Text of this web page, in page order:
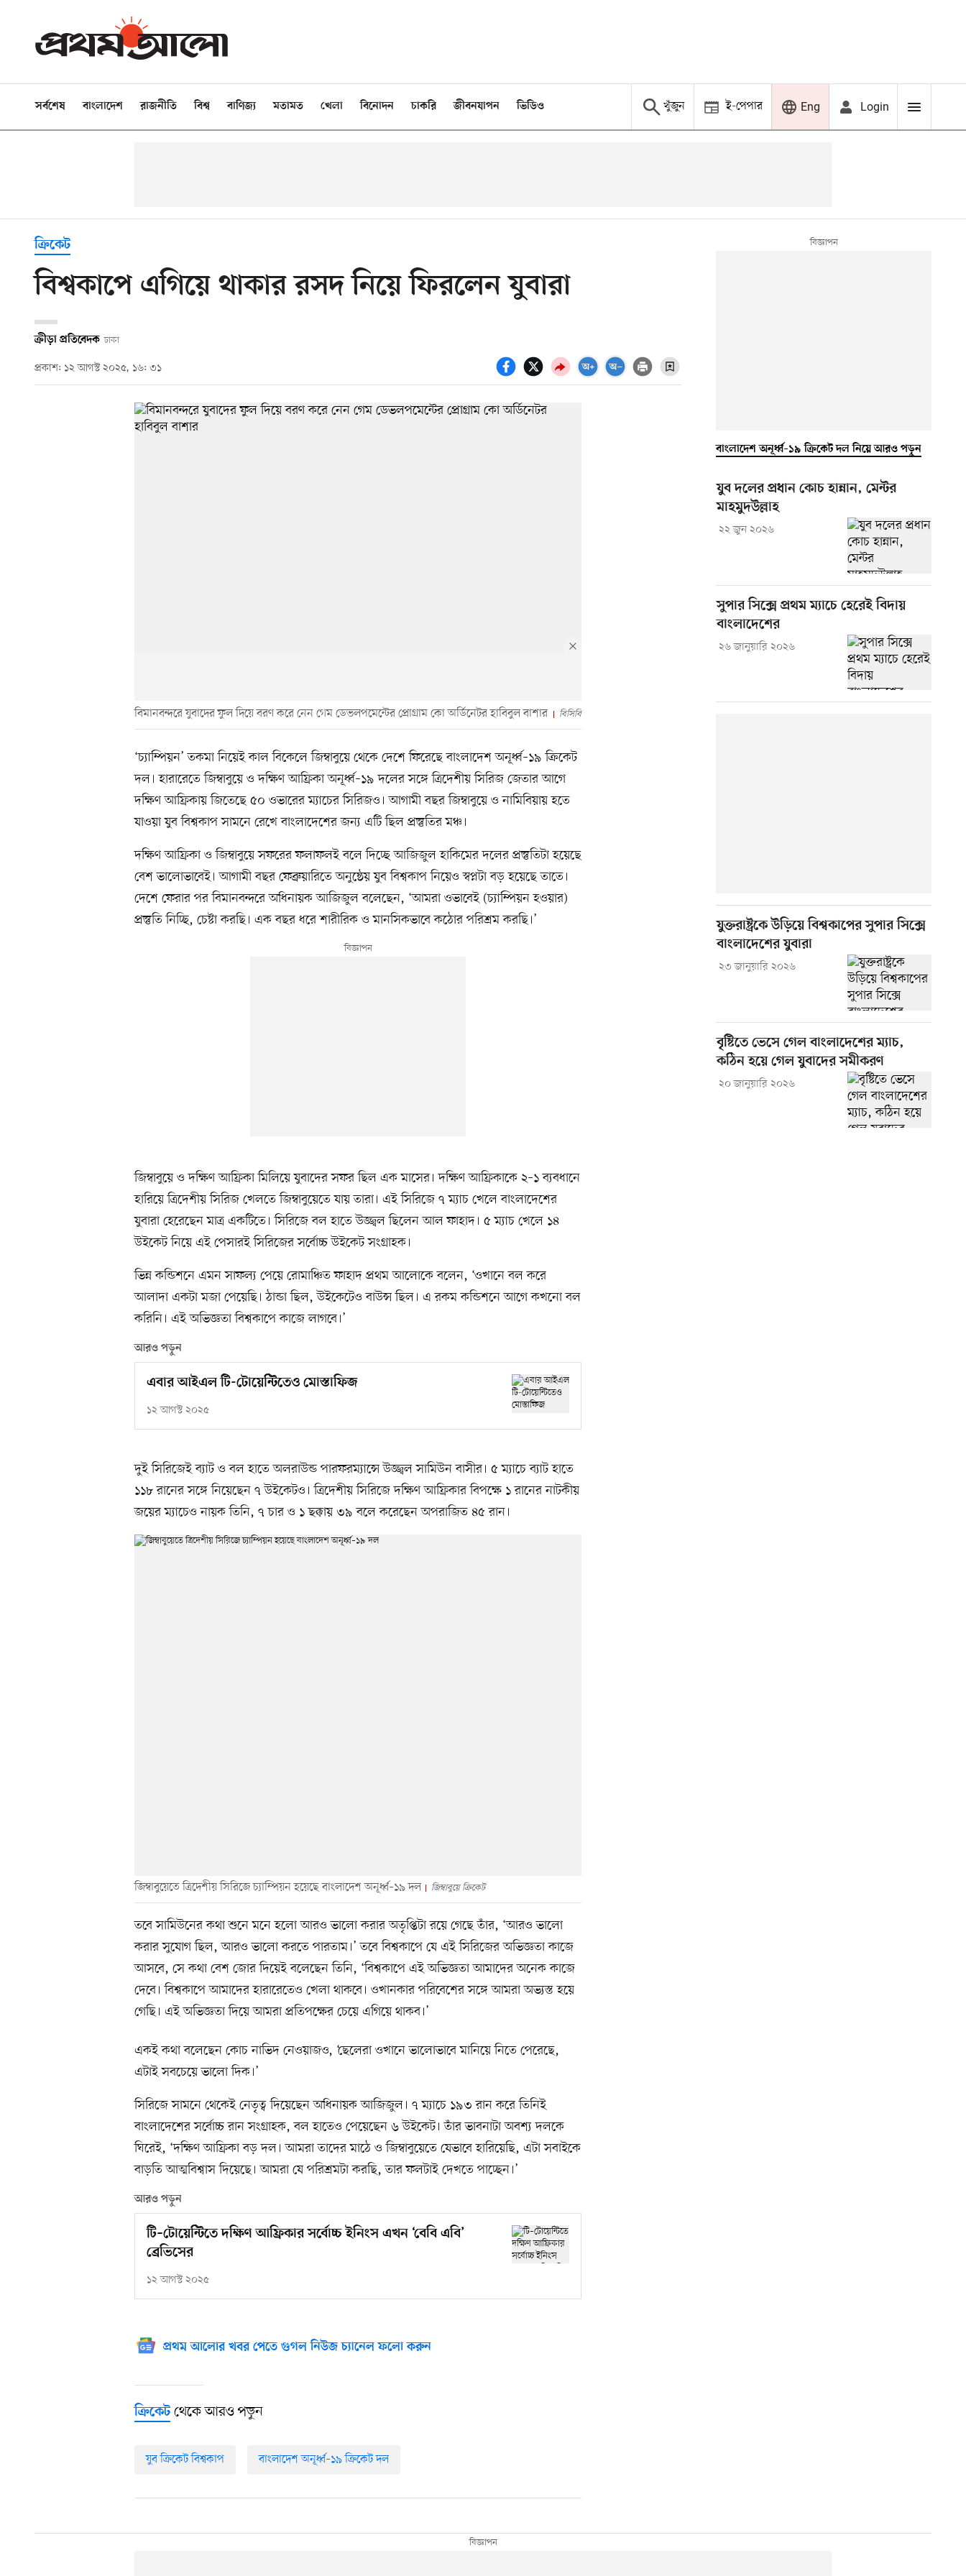
সর্বশেষ বাংলাদেশ রাজনীতি বিশ্ব বাণিজ্য মতামত খেলা বিনোদন চাকরি জীবনযাপন ভিডিও খুঁজুন ই-পেপার Eng Login
ক্রিকেট
বিশ্বকাপে এগিয়ে থাকার রসদ নিয়ে ফিরলেন যুবারা
ক্রীড়া প্রতিবেদক ঢাকা
প্রকাশ: ১২ আগস্ট ২০২৫, ১৬: ৩১
বিমানবন্দরে যুবাদের ফুল দিয়ে বরণ করে নেন গেম ডেভলপমেন্টের প্রোগ্রাম কো অর্ডিনেটর হাবিবুল বাশার বিসিবি
‘চ্যাম্পিয়ন’ তকমা নিয়েই কাল বিকেলে জিম্বাবুয়ে থেকে দেশে ফিরেছে বাংলাদেশ অনূর্ধ্ব–১৯ ক্রিকেট
দল। হারারেতে জিম্বাবুয়ে ও দক্ষিণ আফ্রিকা অনূর্ধ্ব–১৯ দলের সঙ্গে ত্রিদেশীয় সিরিজ জেতার আগে
দক্ষিণ আফ্রিকায় জিতেছে ৫০ ওভারের ম্যাচের সিরিজও। আগামী বছর জিম্বাবুয়ে ও নামিবিয়ায় হতে
যাওয়া যুব বিশ্বকাপ সামনে রেখে বাংলাদেশের জন্য এটি ছিল প্রস্তুতির মঞ্চ।
দক্ষিণ আফ্রিকা ও জিম্বাবুয়ে সফরের ফলাফলই বলে দিচ্ছে আজিজুল হাকিমের দলের প্রস্তুতিটা হয়েছে
বেশ ভালোভাবেই। আগামী বছর ফেব্রুয়ারিতে অনুষ্ঠেয় যুব বিশ্বকাপ নিয়েও স্বপ্নটা বড় হয়েছে তাতে।
দেশে ফেরার পর বিমানবন্দরে অধিনায়ক আজিজুল বলেছেন, ‘আমরা ওভাবেই (চ্যাম্পিয়ন হওয়ার)
প্রস্তুতি নিচ্ছি, চেষ্টা করছি। এক বছর ধরে শারীরিক ও মানসিকভাবে কঠোর পরিশ্রম করছি।’
জিম্বাবুয়ে ও দক্ষিণ আফ্রিকা মিলিয়ে যুবাদের সফর ছিল এক মাসের। দক্ষিণ আফ্রিকাকে ২–১ ব্যবধানে
হারিয়ে ত্রিদেশীয় সিরিজ খেলতে জিম্বাবুয়েতে যায় তারা। এই সিরিজে ৭ ম্যাচ খেলে বাংলাদেশের
যুবারা হেরেছেন মাত্র একটিতে। সিরিজে বল হাতে উজ্জ্বল ছিলেন আল ফাহাদ। ৫ ম্যাচ খেলে ১৪
উইকেট নিয়ে এই পেসারই সিরিজের সর্বোচ্চ উইকেট সংগ্রাহক।
ভিন্ন কন্ডিশনে এমন সাফল্য পেয়ে রোমাঞ্চিত ফাহাদ প্রথম আলোকে বলেন, ‘ওখানে বল করে
আলাদা একটা মজা পেয়েছি। ঠান্ডা ছিল, উইকেটেও বাউন্স ছিল। এ রকম কন্ডিশনে আগে কখনো বল
করিনি। এই অভিজ্ঞতা বিশ্বকাপে কাজে লাগবে।’
আরও পড়ুন
এবার আইএল টি-টোয়েন্টিতেও মোস্তাফিজ
১২ আগস্ট ২০২৫
দুই সিরিজেই ব্যাট ও বল হাতে অলরাউন্ড পারফরম্যান্সে উজ্জ্বল সামিউন বাসীর। ৫ ম্যাচে ব্যাট হাতে
১১৮ রানের সঙ্গে নিয়েছেন ৭ উইকেটও। ত্রিদেশীয় সিরিজে দক্ষিণ আফ্রিকার বিপক্ষে ১ রানের নাটকীয়
জয়ের ম্যাচেও নায়ক তিনি, ৭ চার ও ১ ছক্কায় ৩৯ বলে করেছেন অপরাজিত ৪৫ রান।
জিম্বাবুয়েতে ত্রিদেশীয় সিরিজে চ্যাম্পিয়ন হয়েছে বাংলাদেশ অনূর্ধ্ব–১৯ দল জিম্বাবুয়ে ক্রিকেট
তবে সামিউনের কথা শুনে মনে হলো আরও ভালো করার অতৃপ্তিটা রয়ে গেছে তাঁর, ‘আরও ভালো
করার সুযোগ ছিল, আরও ভালো করতে পারতাম।’ তবে বিশ্বকাপে যে এই সিরিজের অভিজ্ঞতা কাজে
আসবে, সে কথা বেশ জোর দিয়েই বলেছেন তিনি, ‘বিশ্বকাপে এই অভিজ্ঞতা আমাদের অনেক কাজে
দেবে। বিশ্বকাপে আমাদের হারারেতেও খেলা থাকবে। ওখানকার পরিবেশের সঙ্গে আমরা অভ্যস্ত হয়ে
গেছি। এই অভিজ্ঞতা দিয়ে আমরা প্রতিপক্ষের চেয়ে এগিয়ে থাকব।’
একই কথা বলেছেন কোচ নাভিদ নেওয়াজও, ‘ছেলেরা ওখানে ভালোভাবে মানিয়ে নিতে পেরেছে,
এটাই সবচেয়ে ভালো দিক।’
সিরিজে সামনে থেকেই নেতৃত্ব দিয়েছেন অধিনায়ক আজিজুল। ৭ ম্যাচে ১৯৩ রান করে তিনিই
বাংলাদেশের সর্বোচ্চ রান সংগ্রাহক, বল হাতেও পেয়েছেন ৬ উইকেট। তাঁর ভাবনাটা অবশ্য দলকে
ঘিরেই, ‘দক্ষিণ আফ্রিকা বড় দল। আমরা তাদের মাঠে ও জিম্বাবুয়েতে যেভাবে হারিয়েছি, এটা সবাইকে
বাড়তি আত্মবিশ্বাস দিয়েছে। আমরা যে পরিশ্রমটা করছি, তার ফলটাই দেখতে পাচ্ছেন।’
আরও পড়ুন
টি–টোয়েন্টিতে দক্ষিণ আফ্রিকার সর্বোচ্চ ইনিংস এখন ‘বেবি এবি’
ব্রেভিসের
১২ আগস্ট ২০২৫
প্রথম আলোর খবর পেতে গুগল নিউজ চ্যানেল ফলো করুন
ক্রিকেটথেকে আরও পড়ুন
যুব ক্রিকেট বিশ্বকাপ বাংলাদেশ অনূর্ধ্ব–১৯ ক্রিকেট দল
বাংলাদেশ অনূর্ধ্ব–১৯ ক্রিকেট দল নিয়ে আরও পড়ুন
যুব দলের প্রধান কোচ হান্নান, মেন্টর
মাহমুদউল্লাহ
২২ জুন ২০২৬
সুপার সিক্সে প্রথম ম্যাচে হেরেই বিদায়
বাংলাদেশের
২৬ জানুয়ারি ২০২৬
যুক্তরাষ্ট্রকে উড়িয়ে বিশ্বকাপের সুপার সিক্সে
বাংলাদেশের যুবারা
২৩ জানুয়ারি ২০২৬
বৃষ্টিতে ভেসে গেল বাংলাদেশের ম্যাচ,
কঠিন হয়ে গেল যুবাদের সমীকরণ
২০ জানুয়ারি ২০২৬